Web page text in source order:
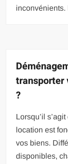
inconvénients.
transporter
?
Lorsqu’il
location est
vos biens.
disponibles,